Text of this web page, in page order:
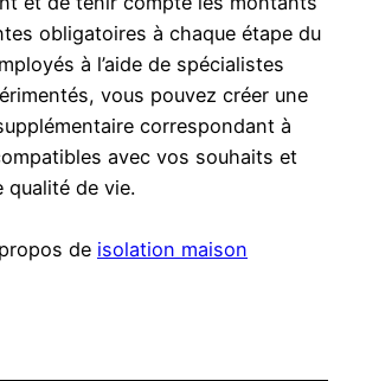
obligatoires à chaque étape du
à l’aide de spécialistes
vous pouvez créer une
correspondant à
avec vos souhaits et
qualité de vie.
de isolation maison